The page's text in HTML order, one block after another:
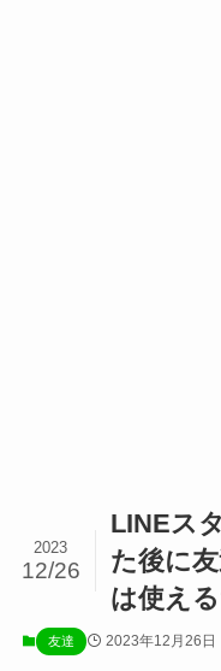
LINEス
た後に
は使え
2023
12/26
友達 2023年12月26日